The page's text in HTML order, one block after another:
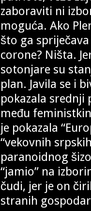
zaboraviti ni
moguća. Ako
što ga
corone? Ništa.
sotonjare su
plan. Javila se i
pokazala
među
je pokazala
“vekovnih
paranoidnog
“jamio” na
čudi, jer je on
stranih